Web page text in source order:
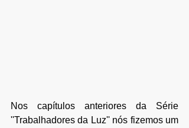
Nos capítulos anteriores da Série
''Trabalhadores da Luz'' nós fizemos um